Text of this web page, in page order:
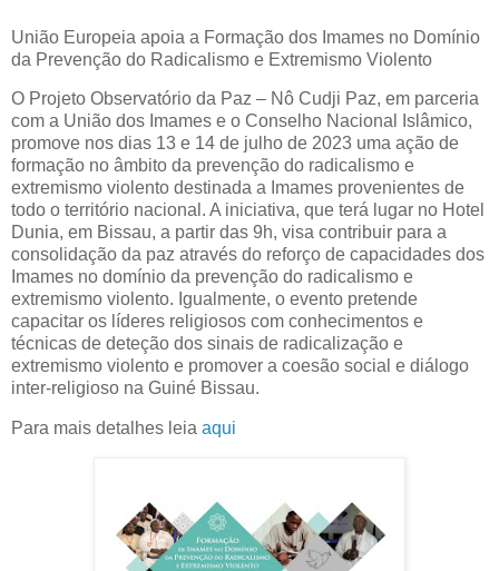
União Europeia apoia a Formação dos Imames no Domínio
da Prevenção do Radicalismo e Extremismo Violento
O Projeto Observatório da Paz – Nô Cudji Paz, em parceria
com a União dos Imames e o Conselho Nacional Islâmico,
promove nos dias 13 e 14 de julho de 2023 uma ação de
formação no âmbito da prevenção do radicalismo e
extremismo violento destinada a Imames provenientes de
todo o território nacional. A iniciativa, que terá lugar no Hotel
Dunia, em Bissau, a partir das 9h, visa contribuir para a
consolidação da paz através do reforço de capacidades dos
Imames no domínio da prevenção do radicalismo e
extremismo violento. Igualmente, o evento pretende
capacitar os líderes religiosos com conhecimentos e
técnicas de deteção dos sinais de radicalização e
extremismo violento e promover a coesão social e diálogo
inter-religioso na Guiné Bissau.
Para mais detalhes leia aqui